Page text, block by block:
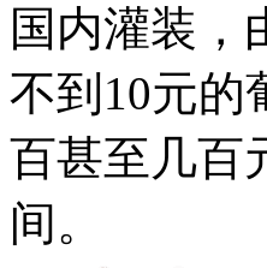
国内灌装，
不到10元的
百甚至几百
间。